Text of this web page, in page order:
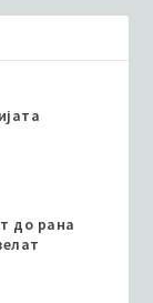
до рана